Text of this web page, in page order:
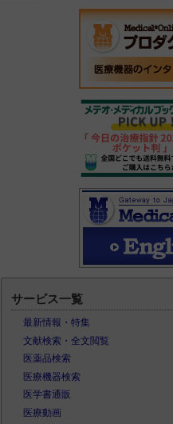
サービス一覧
最新情報・特集
文献検索・全文閲覧
医薬品検索
医療機器検索
医学書通販
医療動画